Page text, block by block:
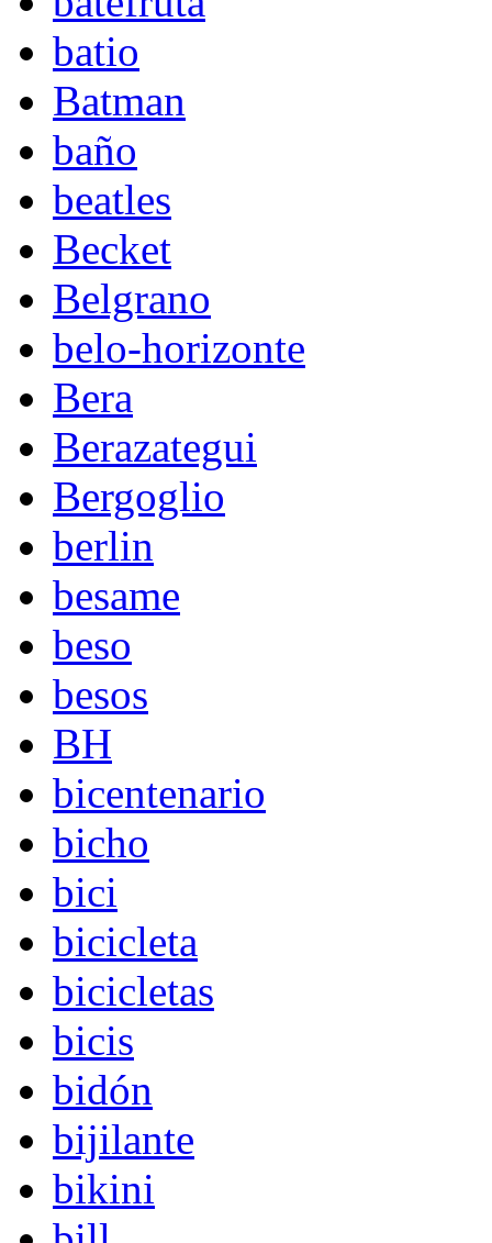
batio
Batman
baño
beatles
Becket
Belgrano
belo-horizonte
Bera
Berazategui
Bergoglio
berlin
besame
beso
besos
BH
bicentenario
bicho
bici
bicicleta
bicicletas
bicis
bidón
bijilante
bikini